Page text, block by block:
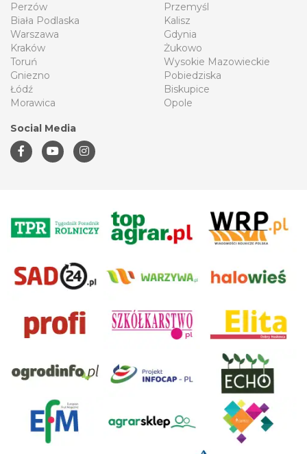
Perzów
Biała Podlaska
Warszawa
Kraków
Toruń
Gniezno
Łódź
Morawica
Przemyśl
Kalisz
Gdynia
Żukowo
Wysokie Mazowieckie
Pobiedziska
Biskupice
Opole
Social Media